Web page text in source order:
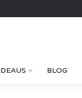
BLOG